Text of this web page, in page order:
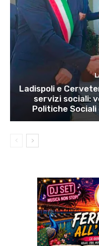
Ladispoli e
servizi sociali:
Politiche Sociali